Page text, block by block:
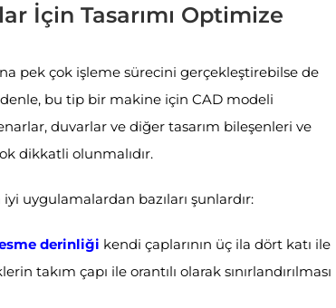
İçin Tasarımı Optimize
pek çok işleme sürecini gerçekleştirebilse de
bu tip bir makine için CAD modeli
duvarlar ve diğer tasarım bileşenleri ve
dikkatli olunmalıdır.
uygulamalardan bazıları şunlardır:
derinliği kendi çaplarının üç ila dört katı ile
takım çapı ile orantılı olarak sınırlandırılması